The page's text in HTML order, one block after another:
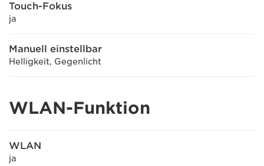
Touch-Fokus
ja
Manuell einstellbar
Helligkeit, Gegenlicht
WLAN-Funktion
WLAN
ja